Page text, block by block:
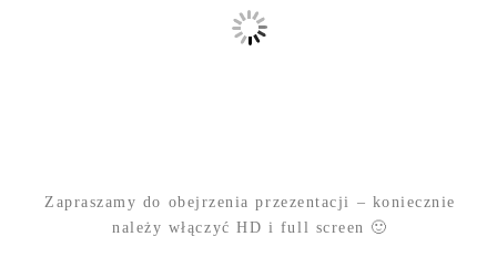
Zapraszamy do obejrzenia przezentacji – koniecznie
należy włączyć HD i full screen 🙂